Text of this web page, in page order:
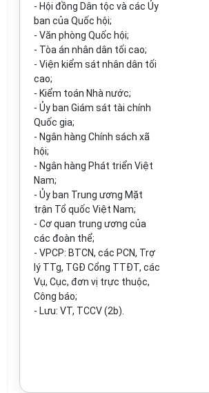
- Hội đồng Dân tộc và các Ủy
ban của Quốc hội;
- Văn phòng Quốc hội;
- Tòa án nhân dân tối cao;
- Viện kiểm sát nhân dân tối
cao;
- Kiểm toán Nhà nước;
- Ủy ban Giám sát tài chính
Quốc gia;
- Ngân hàng Chính sách xã
hội;
- Ngân hàng Phát triển Việt
Nam;
- Ủy ban Trung ương Mặt
trận Tổ quốc Việt Nam;
- Cơ quan trung ương của
các đoàn thể;
- VPCP: BTCN, các PCN, Trợ
lý TTg, TGĐ Cổng TTĐT, các
Vụ, Cục, đơn vị trực thuộc,
Công báo;
- Lưu: VT, TCCV (2b).